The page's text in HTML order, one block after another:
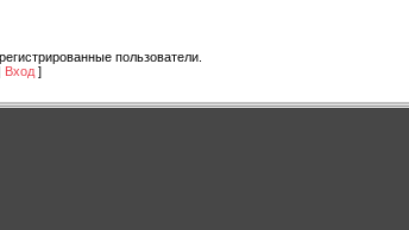
пользователи.
Вход ]